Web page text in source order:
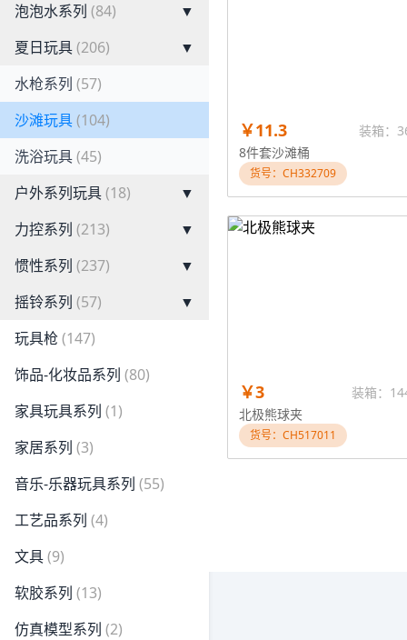
泡泡水系列 (84)
▼
夏日玩具(206)
▼
水枪系列 (57)
沙滩玩具(104)
洗浴玩具(45)
户外系列玩具(18)
▼
力控系列 (213)
▼
惯性系列 (237)
▼
摇铃系列 (57)
▼
玩具枪 (147)
饰品-化妆品系列 (80)
家具玩具系列 (1)
家居系列 (3)
音乐-乐器玩具系列 (55)
工艺品系列 (4)
文具(9)
软胶系列 (13)
仿真模型系列 (2)
￥11.3
装箱：
8件套沙滩桶
货号：CH332709
￥3
装箱：
北极熊球夹
货号：CH517011